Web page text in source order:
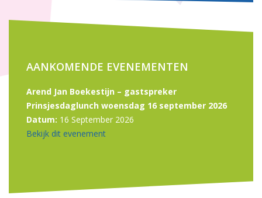
AANKOMENDE EVENEMENTEN
Arend Jan Boekestijn – gastspreker
Prinsjesdaglunch woensdag 16 september 2026
Datum: 16 September 2026
Bekijk dit evenement